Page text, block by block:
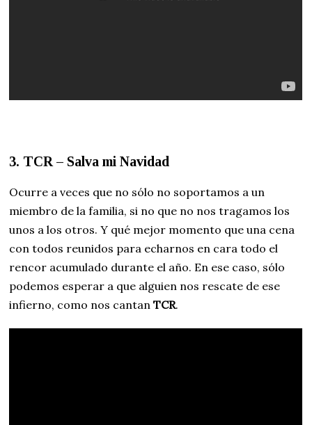
3. TCR – Salva mi Navidad
Ocurre a veces que no sólo no soportamos a un
miembro de la familia, si no que no nos tragamos los
unos a los otros. Y qué mejor momento que una cena
con todos reunidos para echarnos en cara todo el
rencor acumulado durante el año. En ese caso, sólo
podemos esperar a que alguien nos rescate de ese
infierno, como nos cantanTCR.